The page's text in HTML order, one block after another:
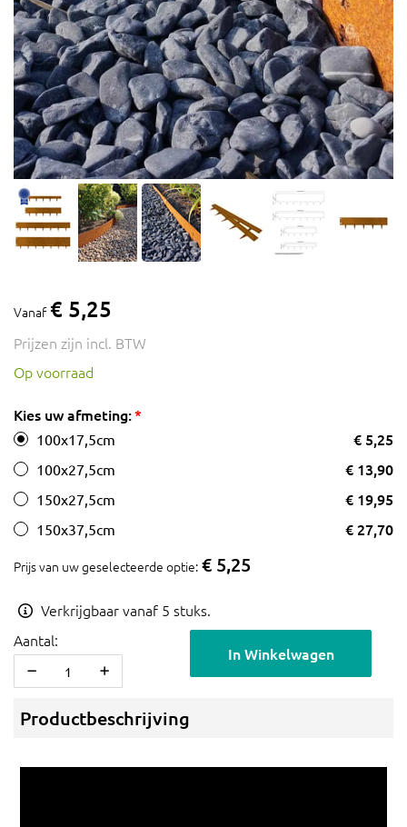
Vanaf € 5,25
Prijzen zijn incl. BTW
Op voorraad
Kies uw afmeting:
100x17,5cm € 5,25
100x27,5cm € 13,90
150x27,5cm € 19,95
150x37,5cm € 27,70
Prijs van uw geselecteerde optie: € 5,25
Verkrijgbaar vanaf 5 stuks.
Aantal:
In Winkelwagen
Productbeschrijving